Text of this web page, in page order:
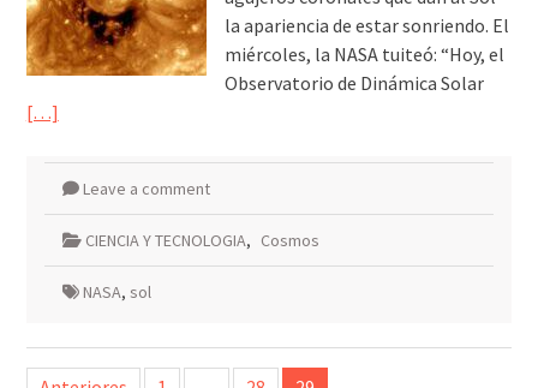
la apariencia de estar sonriendo. El
miércoles, la NASA tuiteó: “Hoy, el
Observatorio de Dinámica Solar
[…]
Leave a comment
CIENCIA Y TECNOLOGIA, Cosmos
NASA, sol
Paginación